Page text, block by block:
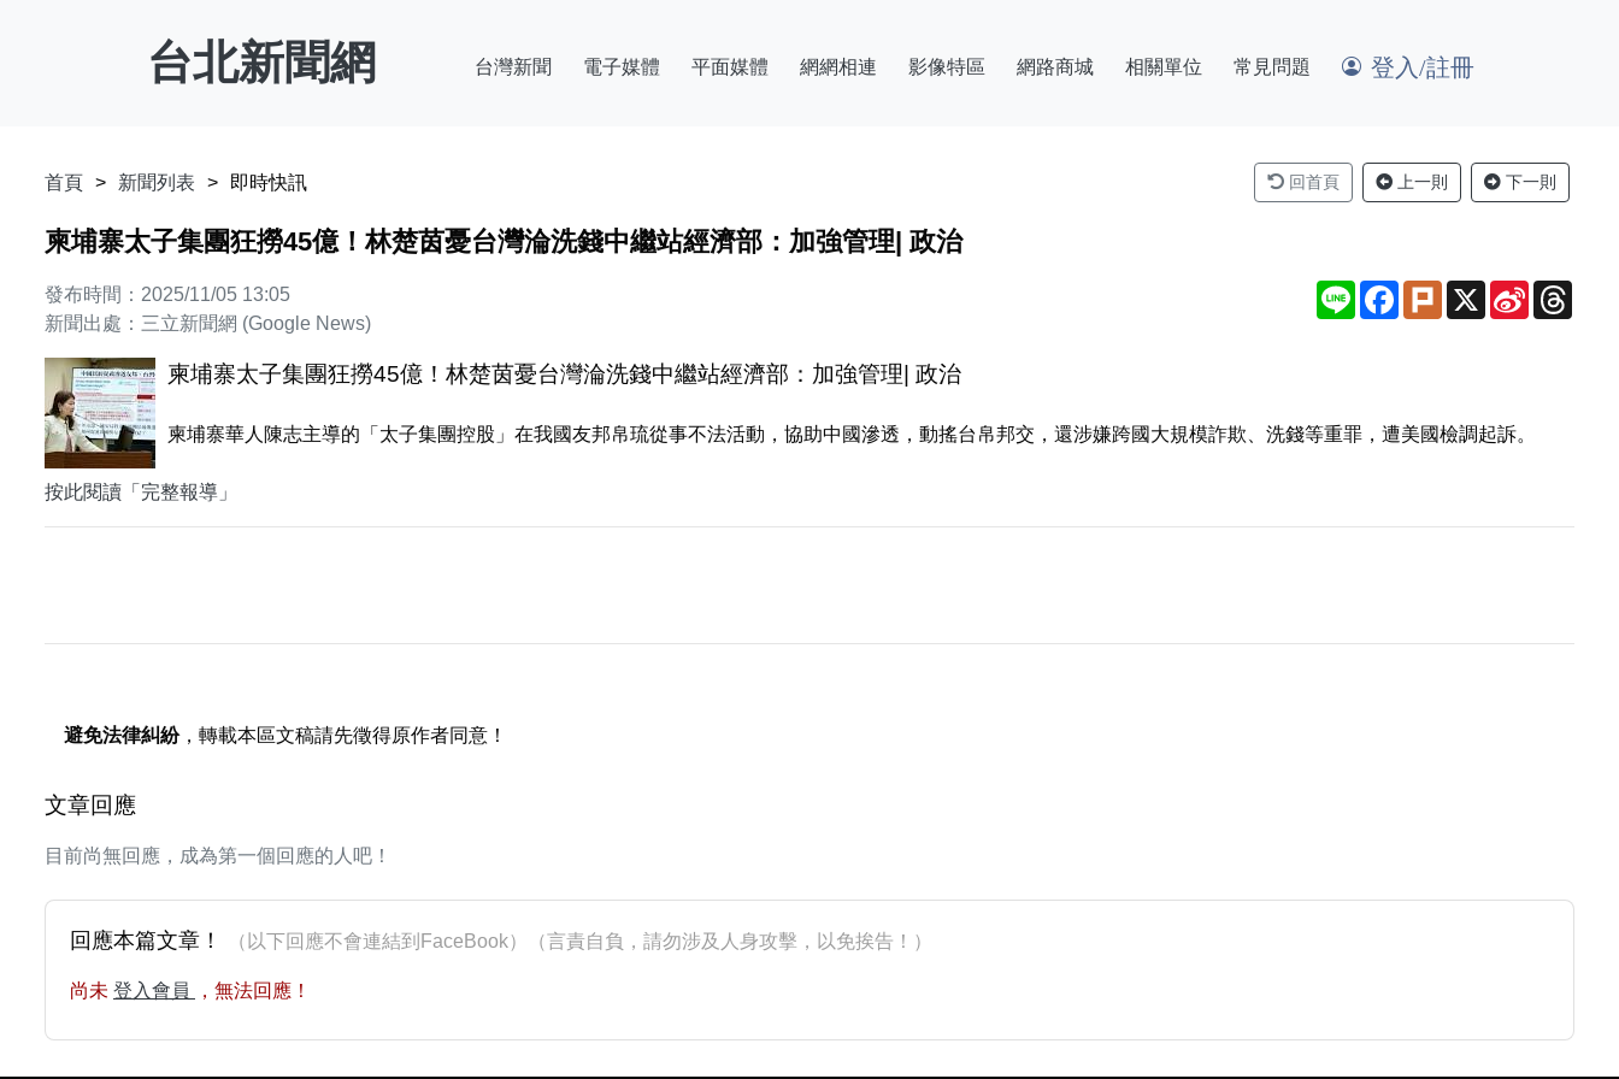
台北新聞網 台灣新聞 電子媒體 平面媒體 網網相連 影像特區 網路商城 相關單位 常見問題 登入/註冊
首頁 新聞列表 即時快訊 回首頁 上一則 下一則
柬埔寨太子集團狂撈45億！林楚茵憂台灣淪洗錢中繼站經濟部：加強管理| 政治
發布時間：2025/11/05 13:05
新聞出處：三立新聞網 (Google News)
Line Facebook
Plurk X
Sina
Weibo
柬埔寨太子集團狂撈45億！林楚茵憂台灣淪洗錢中繼站經濟部：加強管理| 政治
柬埔寨華人陳志主導的「太子集團控股」在我國友邦帛琉從事不法活動，協助中國滲透，動搖台帛邦交，還涉嫌跨國大規模詐欺、洗錢等重罪，遭美國檢調起訴。
按此閱讀「完整報導」
避免法律糾紛，轉載本區文稿請先徵得原作者同意！
文章回應
目前尚無回應，成為第一個回應的人吧！
回應本篇文章！ （以下回應不會連結到FaceBook）（言責自負，請勿涉及人身攻擊，以免挨告！）
尚未 登入會員 ，無法回應！